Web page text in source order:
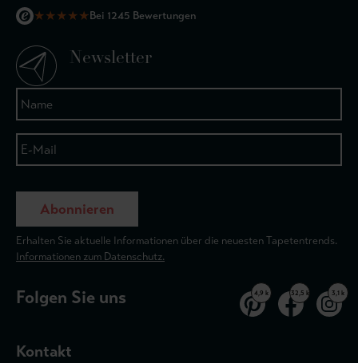
★★★★★Bei 1245 Bewertungen
Newsletter
Abonnieren
Erhalten Sie aktuelle Informationen über die neuesten Tapetentrends.
Informationen zum Datenschutz.
Folgen Sie uns 4,9 k 32,5 k 3,1 k
Kontakt